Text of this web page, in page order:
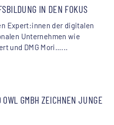
IN DEN FOKUS
Expert:innen der digitalen
Unternehmen wie
und DMG Mori…...
GMBH ZEICHNEN JUNGE